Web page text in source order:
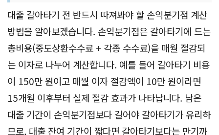
대출 갈아타기 전 반드시 따져봐야 할 손익분기점 계산
방법을 알아보겠습니다. 손익분기점은 갈아타기에 드는
총비용(중도상환수수료 + 각종 수수료)을 매월 절감되
는 이자로 나누어 계산합니다. 예를 들어 갈아타기 비용
이 150만 원이고 매월 이자 절감액이 10만 원이라면
15개월 이후부터 실제 절감 효과가 나타납니다. 남은
대출 기간이 손익분기점보다 길어야 갈아타기가 유리하
므로, 대출 잔여 기간이 짧다면 갈아타기보다는 만기까